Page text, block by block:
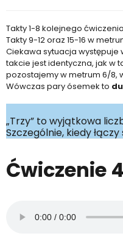
Takty 1-8 kolejnego
Takty 9-12 oraz 15-16 w
Ciekawa sytuacja występuje
takcie jest identyczna, jak w
pozostajemy w metrum 6/8,
Wówczas pary ósemek to
„Trzy” to wyjątkowa
Szczególnie, kiedy
Ćwiczenie